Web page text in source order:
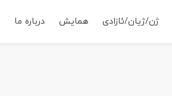
ژن/ژیان/ئازادی همایش درباره ما